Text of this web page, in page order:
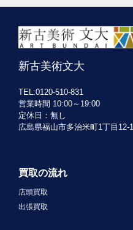
新古美術文大
TEL:0120-510-831
営業時間 10:00～19:00
定休日：無し
広島県福山市多治米町1丁目12-1
買取の流れ
店頭買取
出張買取